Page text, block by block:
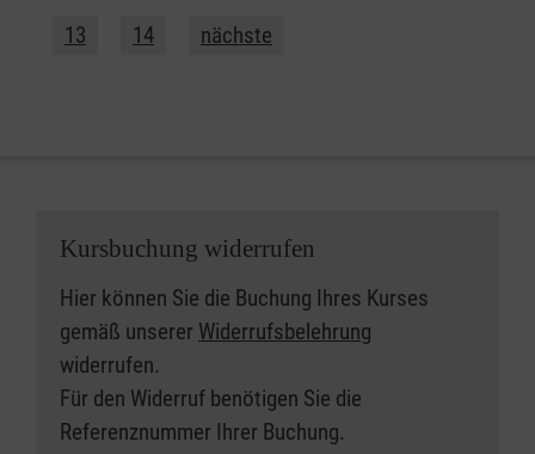
13 14 nächste
Kursbuchung widerrufen
Hier können Sie die Buchung Ihres Kurses
gemäß unserer Widerrufsbelehrung
widerrufen.
Für den Widerruf benötigen Sie die
Referenznummer Ihrer Buchung.